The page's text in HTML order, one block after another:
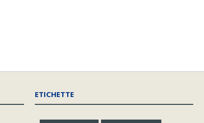
ETICHETTE